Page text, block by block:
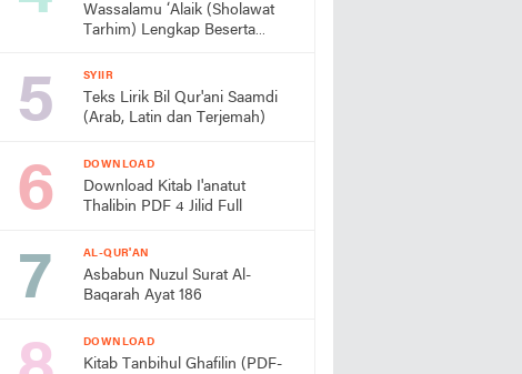
Wassalamu ‘Alaik (Sholawat
Tarhim) Lengkap Beserta
SYIIR
Teks Lirik Bil Qur'ani Saamdi
(Arab, Latin dan Terjemah)
DOWNLOAD
Download Kitab I'anatut
Thalibin PDF 4 Jilid Full
AL-QUR'AN
Asbabun Nuzul Surat Al-
Baqarah Ayat 186
DOWNLOAD
Kitab Tanbihul Ghafilin (PDF-